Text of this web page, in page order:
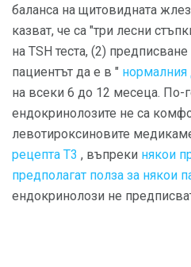
баланса на щитовидната
казват, че са "три лесни
на TSH теста, (2)
пациентът да е в " нормалния
на всеки 6 до 12 месеца. По-
ендокринолозите не са
левотироксиновите
рецепта Т3 , въпреки някои
предполагат полза за някои
ендокринолози не